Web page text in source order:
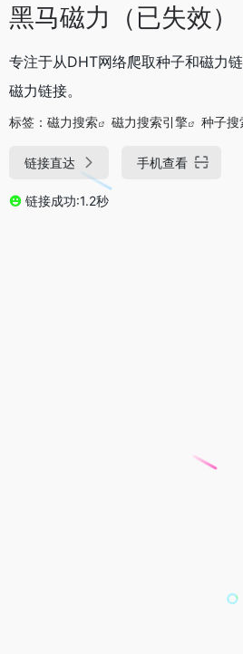
黑马磁力（已失效）
专注于从DHT网络爬取种子和磁力
磁力链接。
标签： 磁力搜索 磁力搜索引擎 种子搜
链接直达 手机查看
链接成功:1.2秒